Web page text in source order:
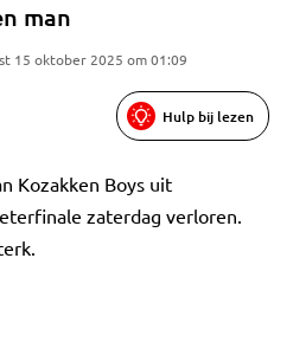
man
15 oktober 2025 om 01:09
Hulp bij lezen
Kozakken Boys uit
zaterdag verloren.